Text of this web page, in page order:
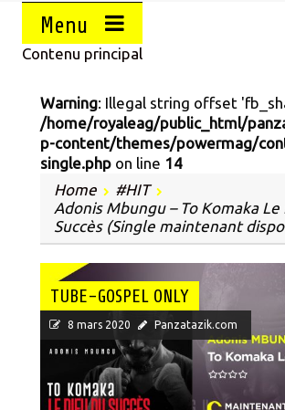
Menu
Contenu principal
Warning: Illegal string offset
/home/royaleag/public_html/
p-content/themes/powermag/
single.php on line 14
Home
#HIT
Adonis Mbungu – To Komaka Le
Succès (Single maintenant
TUBE-GOSPEL ONLY
8 mars 2020 Panzatazik.com